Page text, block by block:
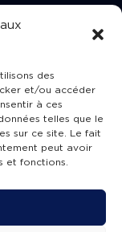
des
et/ou accéder
à ces
telles que le
sur ce site. Le fait
peut avoir
et fonctions.
!